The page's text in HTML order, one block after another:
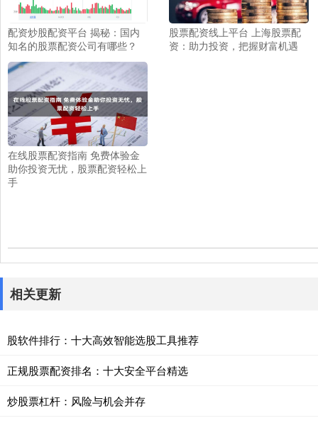
配资炒股配资平台 揭秘：国内
知名的股票配资公司有哪些？
股票配资线上平台 上海股票配
资：助力投资，把握财富机遇
在线股票配资指南 免费体验金
助你投资无忧，股票配资轻松上
手
相关更新
股软件排行：十大高效智能选股工具推荐
正规股票配资排名：十大安全平台精选
炒股票杠杆：风险与机会并存